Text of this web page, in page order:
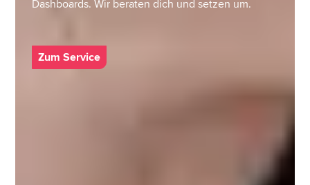
Dashboards. Wir beraten dich und setzen um.
Zum Service